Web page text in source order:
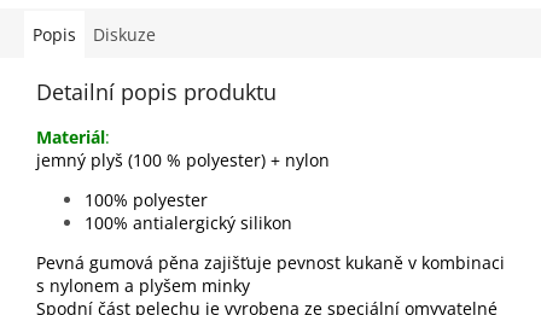
Popis Diskuze
Detailní popis produktu
Materiál:
jemný plyš (100 % polyester) + nylon
100% polyester
100% antialergický silikon
Pevná gumová pěna zajišťuje pevnost kukaně v kombinaci
s nylonem a plyšem minky
Spodní část pelechu je vyrobena ze speciální omyvatelné